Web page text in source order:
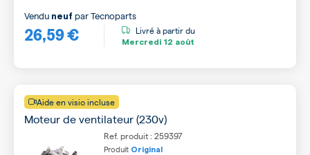
26,59 €
Vendu neuf parTecnoparts
Livré à partir du
Mercredi 12 août
Aide en visio incluse
Moteur de ventilateur (230v)
Ref. produit : 259397
Produit Original